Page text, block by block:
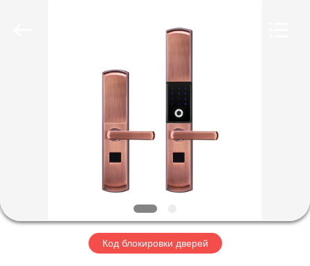
ПРОДУКТЫ
ПУТЕШЕСТВИЕ
ФАБРИКИ
Код блокировки дверей